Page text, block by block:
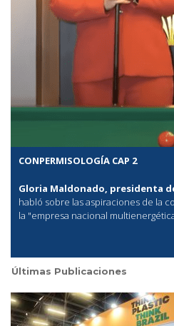
CONPERMISOLOGÍA CAP 2
Gloria Maldonado, presidenta
habló sobre las aspiraciones de la
la "empresa nacional
Últimas Publicaciones